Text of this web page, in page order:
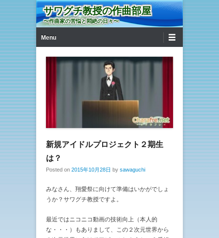
サワグチ教授の作曲部屋
〜作曲家の苦悩と悶絶の日々〜
Menu
新規アイドルプロジェクト２期生
は？
Posted on 2015年10月28日 by sawaguchi
みなさん、翔愛祭に向けて準備はいかがでしょ
うか？サワグチ教授ですよ。
最近ではニコニコ動画の技術向上（本人的
な・・・）もありまして、この２次元世界から